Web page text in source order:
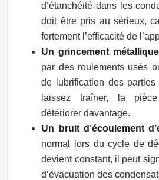
d’étanchéité dans les
doit être pris au sérieux,
fortement l’efficacité de
Un grincement métallique
par des roulements usés
de lubrification des
laissez traîner, la
détériorer davantage.
Un bruit d’écoulement
normal lors du cycle de
devient constant, il peut
d’évacuation des